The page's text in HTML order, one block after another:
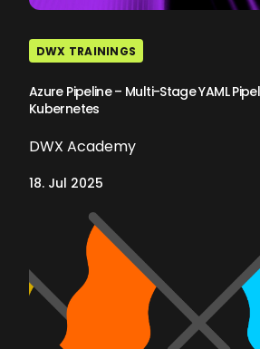
DWX TRAININGS
Azure Pipeline – Multi-Stage YAML
Kubernetes
DWX Academy
18. Jul 2025